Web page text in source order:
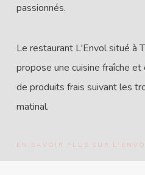
passionnés.
Le restaurant L'Envol situé à
propose une cuisine fraîche
de produits frais suivant les
matinal.
EN SAVOIR PLUS SUR